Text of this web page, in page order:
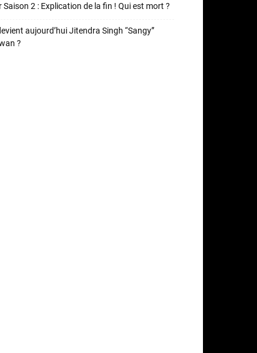
Saison 2 : Explication de la fin ! Qui est mort ?
aujourd’hui Jitendra Singh “Sangy”
?